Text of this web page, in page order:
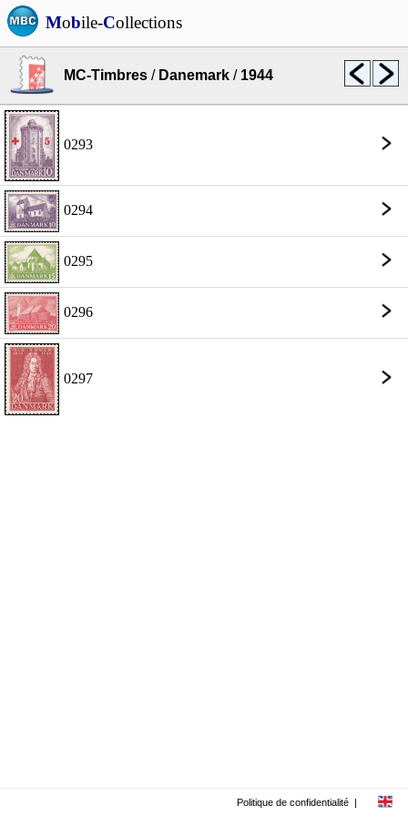
Mobile-Collections
MC-Timbres / Danemark / 1944
0293
0294
0295
0296
0297
Politique de confidentialité |